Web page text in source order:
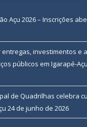
Açu 2026 – Inscrições
investimentos e
públicos em Igarapé-Açu
de Quadrilhas celebra
24 de junho de 2026